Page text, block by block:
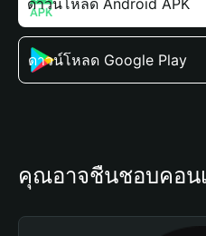
ดาวน์โหลด Android APK
ดาวน์โหลด Google Play
คุณอาจชื่นชอบคอน